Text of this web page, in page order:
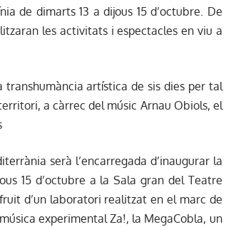
de dimarts 13 a dijous 15 d’octubre. De
les activitats i espectacles en viu a
artística de sis dies per tal
a càrrec del músic Arnau Obiols, el
serà l’encarregada d’inaugurar la
15 d’octubre a la Sala gran del Teatre
d’un laboratori realitzat en el marc de
experimental Za!, la MegaCobla, un